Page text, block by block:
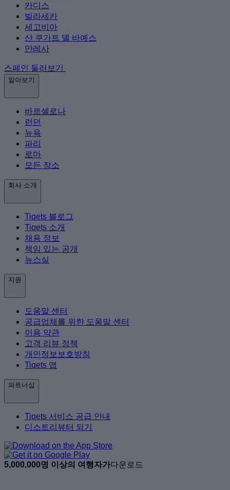
카디스
빌라세카
세고비아
산 쿠가트 델 바예스
만레사
스페인 둘러보기
알아보기
바르셀로나
런던
뉴욕
파리
로마
모든 장소
회사 소개
Tiqets 블로그
Tiqets 소개
채용 정보
책임 있는 공개
뉴스실
지원
도움말 센터
공급업체를 위한 도움말 센터
이용 약관
고객 리뷰 정책
개인정보보호방침
Tiqets 앱
파트너십
Tiqets 서비스 공급 안내
디스트리뷰터 되기
5,000,000명 이상의 여행자가다운로드